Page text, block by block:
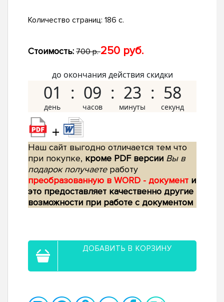
Количество страниц: 186 с.
Стоимость: 700 р.250 руб.
до окончания действия скидки
01 09 23 57
+
Наш сайт выгодно отличается тем что
при покупке, кроме PDF версии Вы в
подарок получаетеработу
преобразованную в WORD - документ и
это предоставляет качественно другие
возможности при работе с документом
ДОБАВИТЬ В КОРЗИНУ